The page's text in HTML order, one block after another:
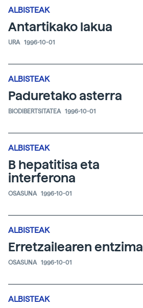
ALBISTEAK
Antartikako lakua
URA 1996-10-01
ALBISTEAK
Paduretako asterra
BIODIBERTSITATEA 1996-10-01
ALBISTEAK
B hepatitisa eta
interferona
OSASUNA 1996-10-01
ALBISTEAK
Erretzailearen entzima
OSASUNA 1996-10-01
ALBISTEAK